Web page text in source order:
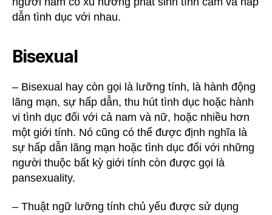
dẫn tình dục với nhau.
Bisexual
– Bisexual hay còn gọi là lưỡng tính, là hành động
lãng mạn, sự hấp dẫn, thu hút tình dục hoặc hành
vi tình dục đối với cả nam và nữ, hoặc nhiều hơn
một giới tính. Nó cũng có thể được định nghĩa là
sự hấp dẫn lãng mạn hoặc tình dục đối với những
người thuộc bất kỳ giới tính còn được gọi là
pansexuality.
– Thuật ngữ lưỡng tính chủ yếu được sử dụng